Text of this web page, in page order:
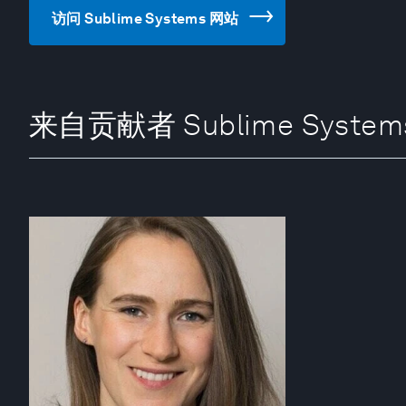
访问 Sublime Systems 网站
来自贡献者 Sublime